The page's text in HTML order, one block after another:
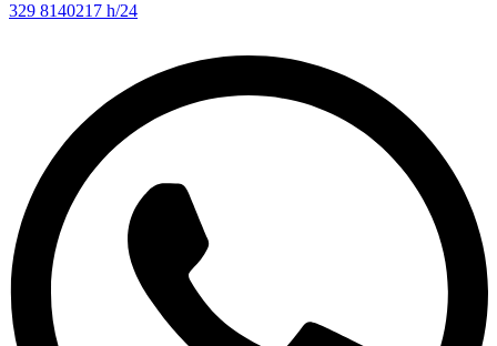
329 8140217 h/24